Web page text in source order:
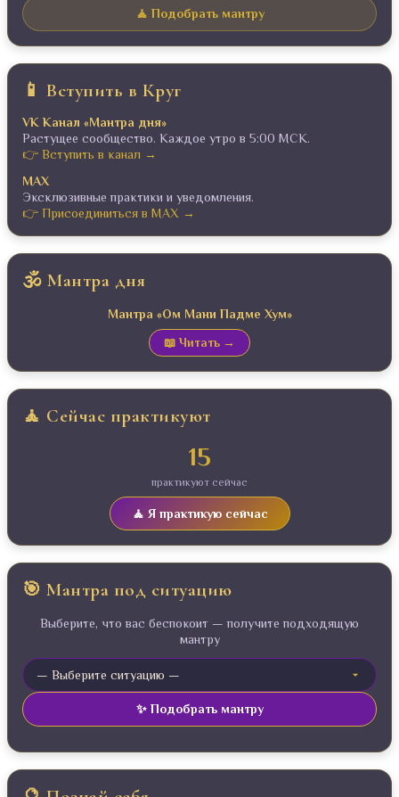
🧘 Подобрать мантру
📱 Вступить в Круг
VK Канал «Мантра дня»
Растущее сообщество. Каждое утро в 5:00 МСК.
👉 Вступить в канал →
MAX
Эксклюзивные практики и уведомления.
👉 Присоединиться в MAX →
🕉️ Мантра дня
Мантра «Ом Мани Падме Хум»
📖 Читать →
🧘 Сейчас практикуют
15
практикуют сейчас
🧘 Я практикую сейчас
🎯 Мантра под ситуацию
Выберите, что вас беспокоит — получите подходящую
мантру
✨ Подобрать мантру